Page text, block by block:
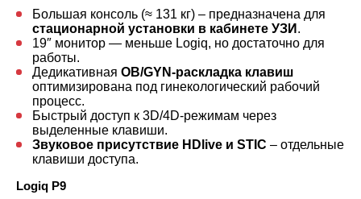
Большая консоль (≈ 131 кг) – предназначена для
стационарной установки в кабинете УЗИ .
19″ монитор — меньше Logiq, но достаточно для
работы.
Дедикативная OB/GYN-раскладка клавиш
оптимизирована под гинекологический рабочий
процесс.
Быстрый доступ к 3D/4D-режимам через
выделенные клавиши.
Звуковое присутствие HDlive и STIC – отдельные
клавиши доступа.
Logiq P9